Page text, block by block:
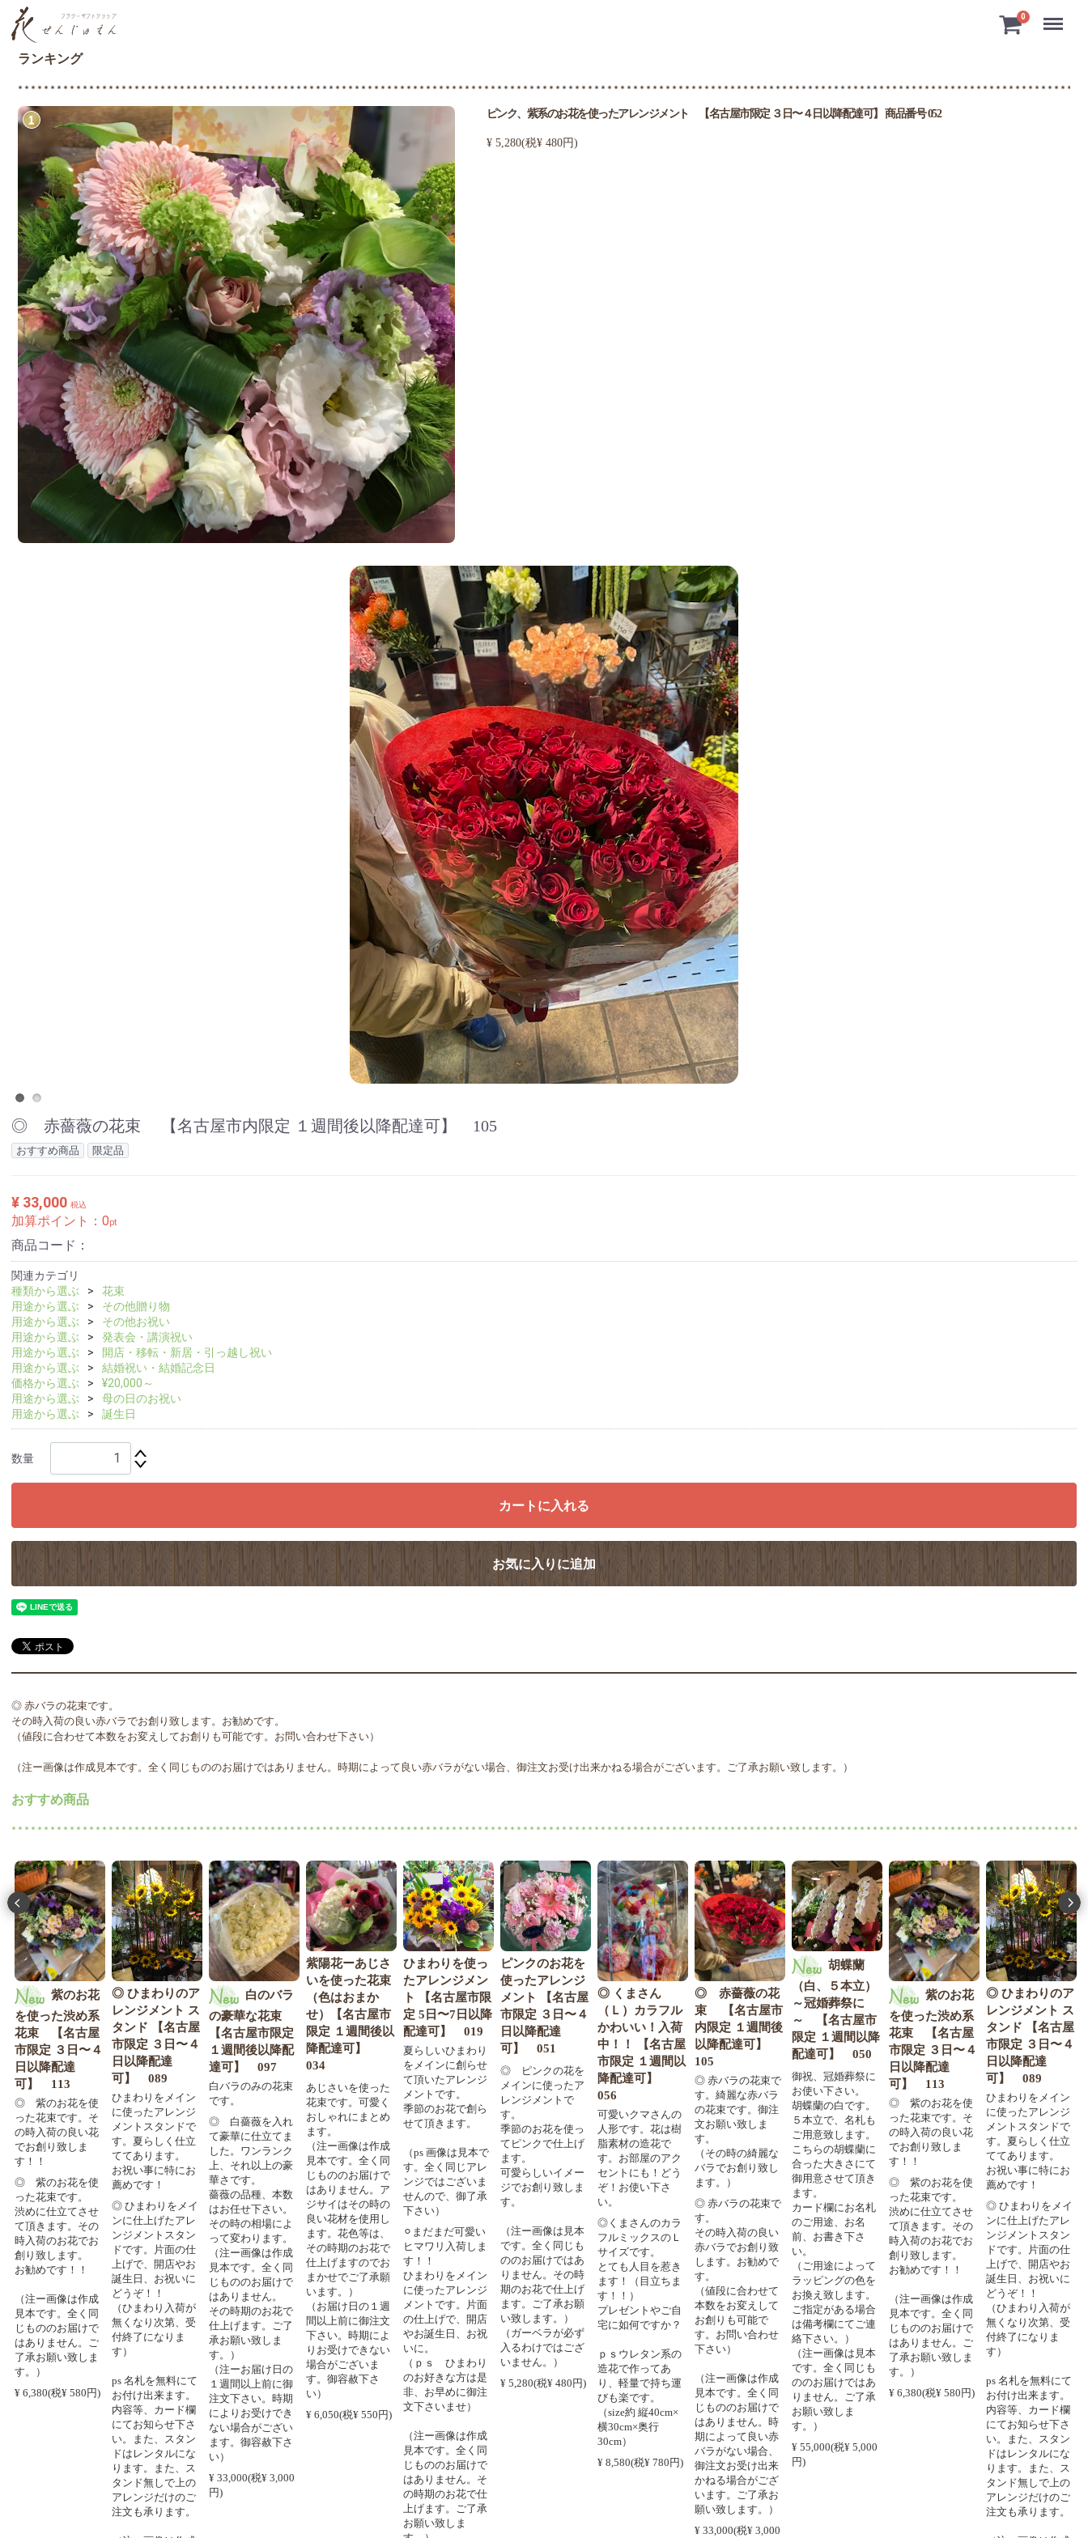
0 Menu
ランキング
ピンク、紫系のお花を使ったアレンジメント 【名古屋市限定 ３日〜４日以降配達可】 商品番号 052
¥ 5,280(税¥ 480円)
◎ 赤薔薇の花束 【名古屋市内限定 １週間後以降配達可】 105
おすすめ商品 限定品
¥ 33,000 税込
加算ポイント： 0pt
商品コード：
関連カテゴリ
種類から選ぶ
花束
用途から選ぶ
その他贈り物
用途から選ぶ
その他お祝い
用途から選ぶ
発表会・講演祝い
用途から選ぶ
開店・移転・新居・引っ越し祝い
用途から選ぶ
結婚祝い・結婚記念日
価格から選ぶ
¥20,000～
用途から選ぶ
母の日のお祝い
用途から選ぶ
誕生日
数量
カートに入れる
お気に入りに追加
◎ 赤バラの花束です。
その時入荷の良い赤バラでお創り致します。お勧めです。
（値段に合わせて本数をお変えしてお創りも可能です。お問い合わせ下さい）
（注ー画像は作成見本です。全く同じもののお届けではありません。時期によって良い赤バラがない場合、御注文お受け出来かねる場合がございます。ご了承お願い致します。）
おすすめ商品
紫のお花
を使った渋め系
花束 【名古屋
市限定 ３日〜４
日以降配達
可】 113
◎ 紫のお花を使
った花束です。そ
の時入荷の良い花
でお創り致しま
す！！
◎ 紫のお花を使
った花束です。
渋めに仕立てさせ
て頂きます。その
時入荷のお花でお
創り致します。
お勧めです！！
（注ー画像は作成
見本です。全く同
じもののお届けで
はありません。ご
了承お願い致しま
す。）
¥ 6,380(税¥ 580円)
◎ ひまわりのア
レンジメント ス
タンド 【名古屋
市限定 ３日〜４
日以降配達
可】 089
ひまわりをメイン
に使ったアレンジ
メントスタンドで
す。夏らしく仕立
ててあります。
お祝い事に特にお
薦めです！
◎ ひまわりをメイ
ンに仕上げたアレ
ンジメントスタン
ドです。片面の仕
上げで、開店やお
誕生日、お祝いに
どうぞ！！
（ひまわり入荷が
無くなり次第、受
付終了になりま
す）
ps 名札を無料にて
お付け出来ます。
内容等、カード欄
にてお知らせ下さ
い。また、スタン
ドはレンタルにな
ります。また、ス
タンド無しで上の
アレンジだけのご
注文も承ります。
白のバラ
の豪華な花束
【名古屋市限定
１週間後以降配
達可】 097
白バラのみの花束
です。
◎ 白薔薇を入れ
て豪華に仕立てま
した。ワンランク
上、それ以上の豪
華さです。
薔薇の品種、本数
はお任せ下さい。
その時の相場によ
って変わります。
（注ー画像は作成
見本です。全く同
じもののお届けで
はありません。
その時期のお花で
仕上げます。ご了
承お願い致しま
す。）
（注ーお届け日の
１週間以上前に御
注文下さい。時期
によりお受けでき
ない場合がござい
ます。御容赦下さ
い）
¥ 33,000(税¥ 3,000
円)
紫陽花ーあじさ
いを使った花束
（色はおまか
せ）【名古屋市
限定 １週間後以
降配達可】
034
あじさいを使った
花束です。可愛く
おしゃれにまとめ
ます。
（注ー画像は作成
見本です。全く同
じもののお届けで
はありません。ア
ジサイはその時の
良い花材を使用し
ます。花色等は、
その時期のお花で
仕上げますのでお
まかせでご了承願
います。）
（お届け日の１週
間以上前に御注文
下さい。時期によ
りお受けできない
場合がございま
す。御容赦下さ
い）
¥ 6,050(税¥ 550円)
ひまわりを使っ
たアレンジメン
ト 【名古屋市限
定 5日〜7日以降
配達可】 019
夏らしいひまわり
をメインに創らせ
て頂いたアレンジ
メントです。
季節のお花で創ら
せて頂きます。
（ps 画像は見本で
す。全く同じアレ
ンジではございま
せんので、御了承
下さい）
⚪︎まだまだ可愛い
ヒマワリ入荷しま
す！！
ひまわりをメイン
に使ったアレンジ
メントです。片面
の仕上げで、開店
やお誕生日、お祝
いに。
（ｐｓ ひまわり
のお好きな方は是
非、お早めに御注
文下さいませ）
（注ー画像は作成
見本です。全く同
じもののお届けで
はありません。そ
の時期のお花で仕
上げます。ご了承
お願い致しま
ピンクのお花を
使ったアレンジ
メント 【名古屋
市限定 ３日〜４
日以降配達
可】 051
◎ ピンクの花を
メインに使ったア
レンジメントで
す。
季節のお花を使っ
てピンクで仕上げ
ます。
可愛らしいイメー
ジでお創り致しま
す。
（注ー画像は見本
です。全く同じも
ののお届けではあ
りません。その時
期のお花で仕上げ
ます。ご了承お願
い致します。）
（ガーベラが必ず
入るわけではござ
いません。）
¥ 5,280(税¥ 480円)
◎ くまさん
（Ｌ）カラフル
かわいい！入荷
中！！ 【名古屋
市限定 １週間以
降配達可】
056
可愛いクマさんの
人形です。花は樹
脂素材の造花で
す。お部屋のアク
セントにも！どう
ぞ！お使い下さ
い。
◎くまさんのカラ
フルミックスのＬ
サイズです。
とても人目を惹き
ます！（目立ちま
す！！）
プレゼントやご自
宅に如何ですか？
ｐｓウレタン系の
造花で作ってあ
り、軽量で持ち運
びも楽です。
（size約 縦40cm×
横30cm×奥行
30cm）
¥ 8,580(税¥ 780円)
◎ 赤薔薇の花
束 【名古屋市
内限定 １週間後
以降配達可】
105
◎ 赤バラの花束で
す。綺麗な赤バラ
の花束です。御注
文お願い致しま
す。
（その時の綺麗な
バラでお創り致し
ます。）
◎ 赤バラの花束で
す。
その時入荷の良い
赤バラでお創り致
します。お勧めで
す。
（値段に合わせて
本数をお変えして
お創りも可能で
す。お問い合わせ
下さい）
（注ー画像は作成
見本です。全く同
じもののお届けで
はありません。時
期によって良い赤
バラがない場合、
御注文お受け出来
かねる場合がござ
います。ご了承お
願い致します。）
¥ 33,000(税¥ 3,000
胡蝶蘭
（白、５本立）
～冠婚葬祭に
～ 【名古屋市
限定 １週間以降
配達可】 050
御祝、冠婚葬祭に
お使い下さい。
胡蝶蘭の白です。
５本立で、名札も
ご用意致します。
こちらの胡蝶蘭に
合った大きさにて
御用意させて頂き
ます。
カード欄にお名札
のご用途、お名
前、お書き下さ
い。
（ご用途によって
ラッピングの色を
お換え致します。
ご指定がある場合
は備考欄にてご連
絡下さい。）
（注ー画像は見本
です。全く同じも
ののお届けではあ
りません。ご了承
お願い致しま
す。）
¥ 55,000(税¥ 5,000
円)
紫のお花
を使った渋め系
花束 【名古屋
市限定 ３日〜４
日以降配達
可】 113
◎ 紫のお花を使
った花束です。そ
の時入荷の良い花
でお創り致しま
す！！
◎ 紫のお花を使
った花束です。
渋めに仕立てさせ
て頂きます。その
時入荷のお花でお
創り致します。
お勧めです！！
（注ー画像は作成
見本です。全く同
じもののお届けで
はありません。ご
了承お願い致しま
す。）
¥ 6,380(税¥ 580円)
◎ ひまわりのア
レンジメント ス
タンド 【名古屋
市限定 ３日〜４
日以降配達
可】 089
ひまわりをメイン
に使ったアレンジ
メントスタンドで
す。夏らしく仕立
ててあります。
お祝い事に特にお
薦めです！
◎ ひまわりをメイ
ンに仕上げたアレ
ンジメントスタン
ドです。片面の仕
上げで、開店やお
誕生日、お祝いに
どうぞ！！
（ひまわり入荷が
無くなり次第、受
付終了になりま
す）
ps 名札を無料にて
お付け出来ます。
内容等、カード欄
にてお知らせ下さ
い。また、スタン
ドはレンタルにな
ります。また、ス
タンド無しで上の
アレンジだけのご
注文も承ります。